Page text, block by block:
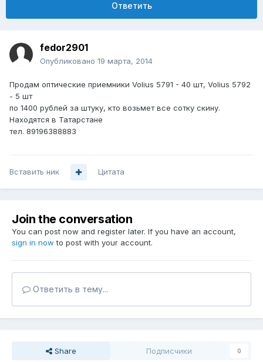
Ответить
fedor2901
Опубликовано 19 марта, 2014
Продам оптические приемники Volius 5791 - 40 шт, Volius 5792
- 5 шт
по 1400 рублей за штуку, кто возьмет все сотку скину.
Находятся в Татарстане
тел. 89196388883
Вставить ник Цитата
Join the conversation
You can post now and register later. If you have an account,
sign in now to post with your account.
Ответить в тему...
Share Подписчики 0